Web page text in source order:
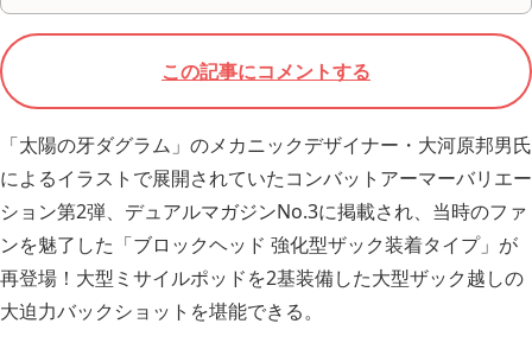
この記事にコメントする
「太陽の牙ダグラム」のメカニックデザイナー・大河原邦男氏
によるイラストで展開されていたコンバットアーマーバリエー
ション第2弾、デュアルマガジンNo.3に掲載され、当時のファ
ンを魅了した「ブロックヘッド 強化型ザック装着タイプ」が
再登場！大型ミサイルポッドを2基装備した大型ザック越しの
大迫力バックショットを堪能できる。